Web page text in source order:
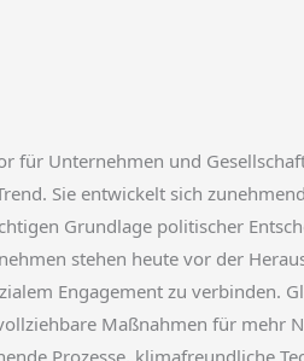
für Unternehmen und
Sie entwickelt sich
Grundlage politischer
stehen heute vor der
Engagement zu verbinden.
Maßnahmen für mehr
Prozesse, klimafreundliche